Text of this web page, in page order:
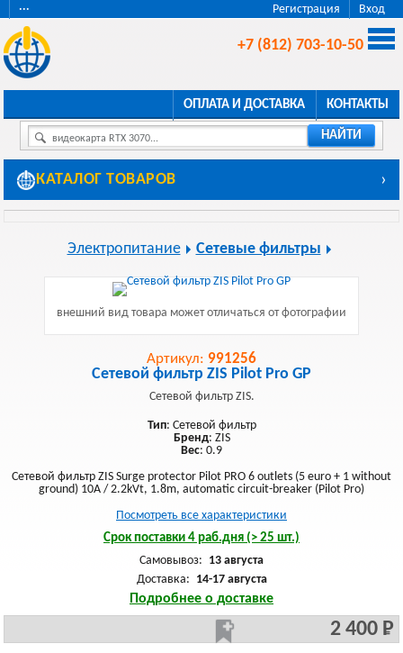
Регистрация Вход
···
+7 (812) 703-10-50
ОПЛАТА И ДОСТАВКА КОНТАКТЫ
видеокарта RTX 3070... НАЙТИ
КАТАЛОГ ТОВАРОВ ›
Электропитание Сетевые фильтры
внешний вид товара может отличаться от фотографии
Артикул: 991256
Сетевой фильтр ZIS Pilot Pro GP
Сетевой фильтр ZIS.
Тип: Сетевой фильтр
Бренд: ZIS
Вес: 0.9
Сетевой фильтр ZIS Surge protector Pilot PRO 6 outlets (5 euro + 1 without
ground) 10A / 2.2kVt, 1.8m, automatic circuit-breaker (Pilot Pro)
Посмотреть все характеристики
Срок поставки 4 раб.дня (> 25 шт.)
Самовывоз: 13 августа
Доставка: 14-17 августа
Подробнее о доставке
2 400 Р